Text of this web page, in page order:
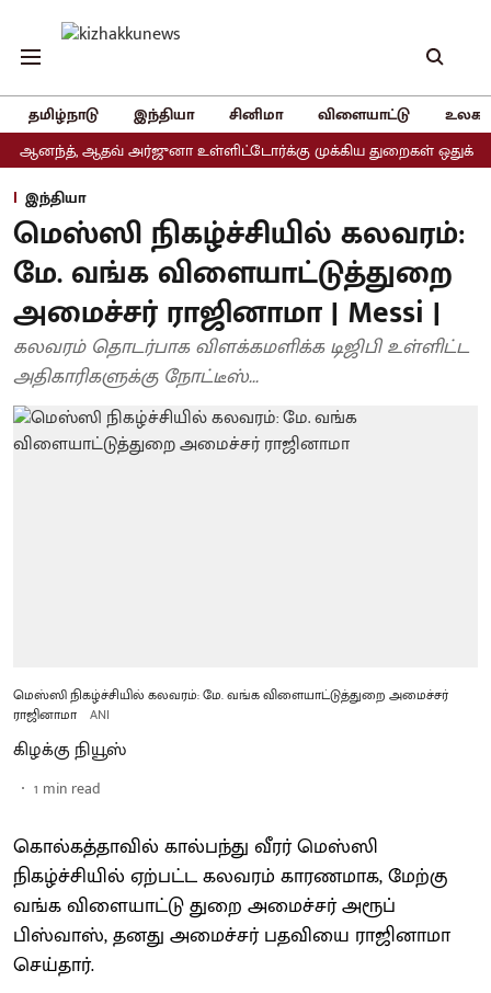
தமிழ்நாடு இந்தியா சினிமா விளையாட்டு
ஆதவ் அர்ஜுனா உள்ளிட்டோர்க்கு முக்கிய துறைகள் ஒதுக்கீடு
இந்தியா
மெஸ்ஸி நிகழ்ச்சியில் கலவரம்:
மே. வங்க விளையாட்டுத்துறை
அமைச்சர் ராஜினாமா | Messi |
கலவரம் தொடர்பாக விளக்கமளிக்க டிஜிபி உள்ளிட்ட
அதிகாரிகளுக்கு நோட்டீஸ்...
மெஸ்ஸி நிகழ்ச்சியில் கலவரம்: மே. வங்க விளையாட்டுத்துறை அமைச்சர்
ராஜினாமா ANI
கிழக்கு நியூஸ்
1 min read
கொல்கத்தாவில் கால்பந்து வீரர் மெஸ்ஸி
நிகழ்ச்சியில் ஏற்பட்ட கலவரம் காரணமாக, மேற்கு
வங்க விளையாட்டு துறை அமைச்சர் அரூப்
பிஸ்வாஸ், தனது அமைச்சர் பதவியை ராஜினாமா
செய்தார்.